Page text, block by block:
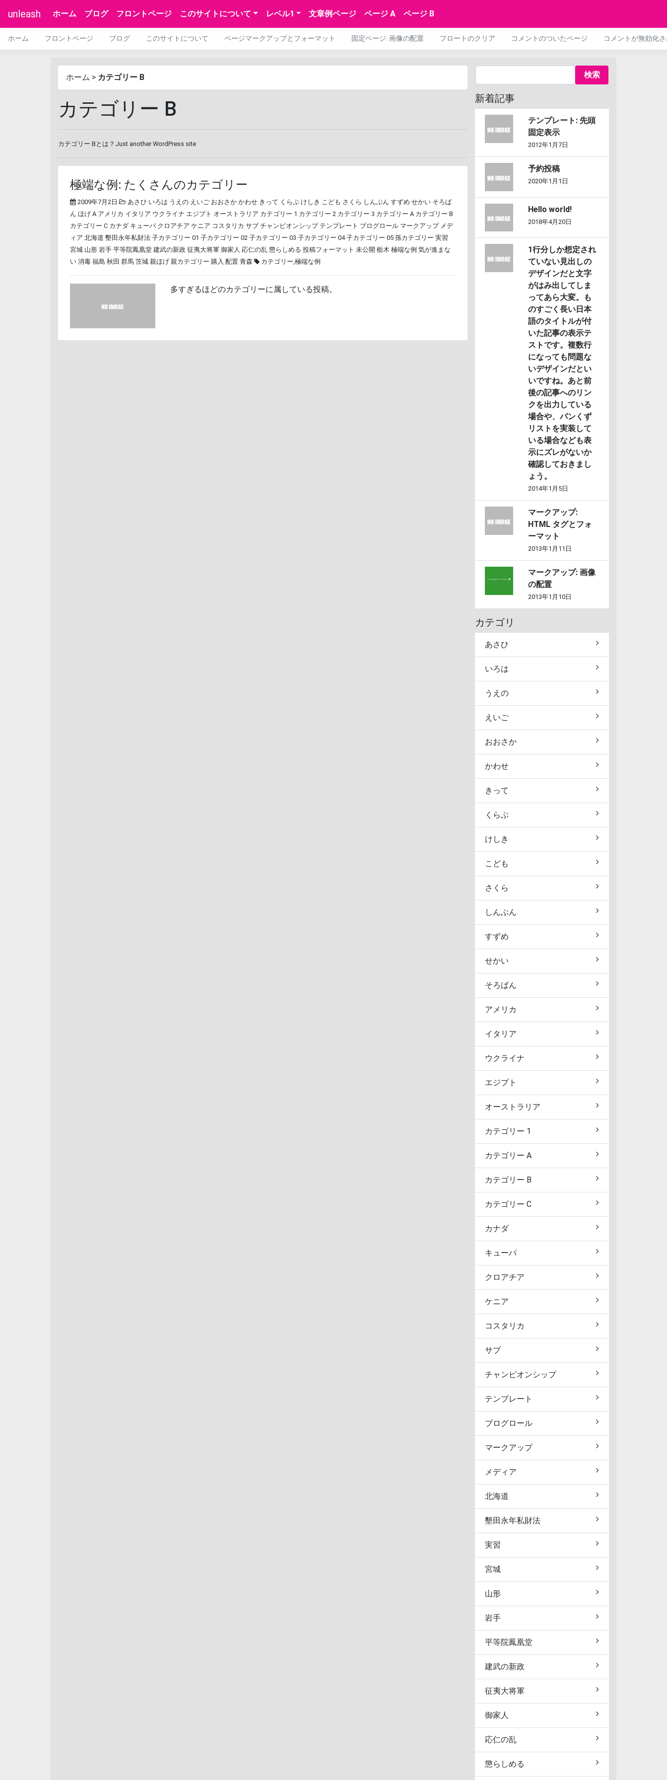
unleash ホーム ブログ フロントページ このサイトについて レベル1 文章例ページ ページ A ページ B
ホーム フロントページ ブログ このサイトについて ページマークアップとフォーマット 固定ページ: 画像の配置 フロートのクリア コメントのついたページ コメントが無効化
ホーム > カテゴリー B
カテゴリー B
カテゴリー Bとは？Just another WordPress site
極端な例: たくさんのカテゴリー
2009年7月2日 あさひ いろは うえの えいご おおさか かわせ きって くらぶ けしき こども さくら しんぶん すずめ せかい そろば
ん ほげ A アメリカ イタリア ウクライナ エジプト オーストラリア カテゴリー 1 カテゴリー 2 カテゴリー 3 カテゴリー A カテゴリー B
カテゴリー C カナダ キューバ クロアチア ケニア コスタリカ サブ チャンピオンシップ テンプレート ブログロール マークアップ メデ
ィア 北海道 墾田永年私財法 子カテゴリー 01 子カテゴリー 02 子カテゴリー 03 子カテゴリー 04 子カテゴリー 05 孫カテゴリー 実習
宮城 山形 岩手 平等院鳳凰堂 建武の新政 征夷大将軍 御家人 応仁の乱 懲らしめる 投稿フォーマット 未公開 栃木 極端な例 気が進まな
い 消毒 福島 秋田 群馬 茨城 親ほげ 親カテゴリー 購入 配置 青森 カテゴリー,極端な例
多すぎるほどのカテゴリーに属している投稿。
新着記事
テンプレート: 先頭
固定表示
2012年1月7日
予約投稿
2020年1月1日
Hello world!
2018年4月20日
1行分しか想定され
ていない見出しの
デザインだと文字
がはみ出してしま
ってあら大変。も
のすごく長い日本
語のタイトルが付
いた記事の表示テ
ストです。複数行
になっても問題な
いデザインだとい
いですね。あと前
後の記事へのリン
クを出力している
場合や、パンくず
リストを実装して
いる場合なども表
示にズレがないか
確認しておきまし
ょう。
2014年1月5日
マークアップ:
HTML タグとフォ
ーマット
2013年1月11日
マークアップ: 画像
の配置
2013年1月10日
カテゴリ
あさひ
いろは
うえの
えいご
おおさか
かわせ
きって
くらぶ
けしき
こども
さくら
しんぶん
すずめ
せかい
そろばん
アメリカ
イタリア
ウクライナ
エジプト
オーストラリア
カテゴリー 1
カテゴリー A
カテゴリー B
カテゴリー C
カナダ
キューバ
クロアチア
ケニア
コスタリカ
サブ
チャンピオンシップ
テンプレート
ブログロール
マークアップ
メディア
北海道
墾田永年私財法
実習
宮城
山形
岩手
平等院鳳凰堂
建武の新政
征夷大将軍
御家人
応仁の乱
懲らしめる